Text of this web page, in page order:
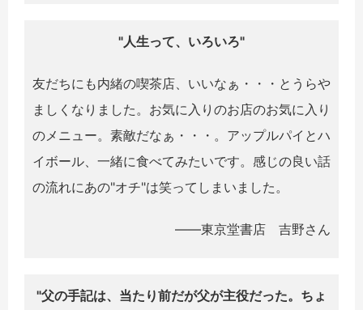
"人生って、いろいろ"
友だちにも内緒の喫茶店、いいなぁ・・・とうらや
ましくなりました。お気に入りのお店のお気に入り
のメニュー。素敵だなぁ・・・。アップルパイとハ
イボール、一緒に食べてみたいです。感じの良い話
の流れにあの"オチ"は笑ってしまいました。
――東京堂書店 吉野さん
"父の手記は、当たり前だが父が主役だった。ちょ